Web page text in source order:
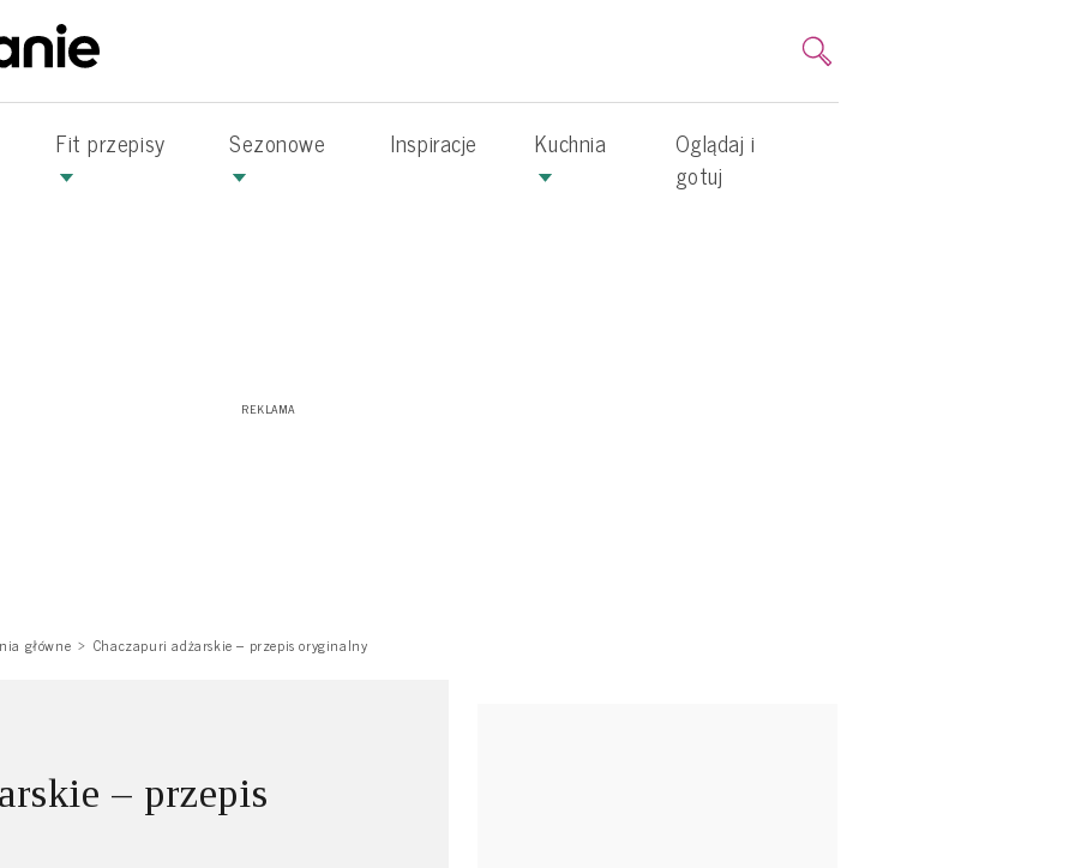
Fit przepisy Sezonowe Inspiracje Kuchnia
Oglądaj i
gotuj
główne Chaczapuri adżarskie – przepis oryginalny
– przepis